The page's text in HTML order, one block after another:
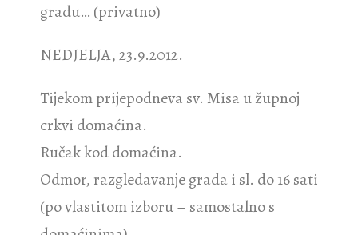
gradu… (privatno)
NEDJELJA, 23.9.2012.
Tijekom prijepodneva sv. Misa u župnoj
crkvi domaćina.
Ručak kod domaćina.
Odmor, razgledavanje grada i sl. do 16 sati
(po vlastitom izboru – samostalno s